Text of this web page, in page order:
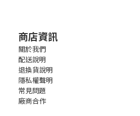
商店資訊
關於我們
配送說明
退換貨說明
隱私權聲明
常見問題
廠商合作